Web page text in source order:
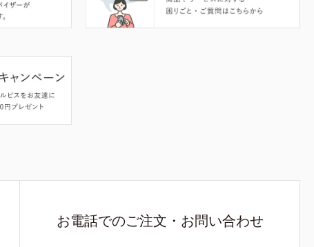
お電話でのご注文・お問い合わせ